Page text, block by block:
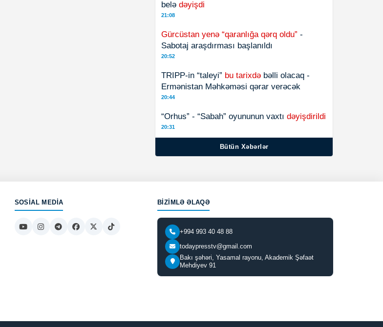
belə dəyişdi
21:08
Gürcüstan yenə “qaranlığa qərq oldu” -
Sabotaj araşdırması başlanıldı
20:52
TRIPP-in “taleyi” bu tarixdə bəlli olacaq -
Ermənistan Məhkəməsi qərar verəcək
20:44
“Orhus” - “Sabah” oyununun vaxtı dəyişdirildi
20:31
Bütün Xəbərlər
SOSIAL MEDIA BIZIMLƏ ƏLAQƏ
+994 993 40 48 88
todaypresstv@gmail.com
Bakı şəhəri, Yasamal rayonu, Akademik Şəfaət
Mehdiyev 91